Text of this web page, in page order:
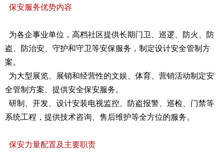
保安服务优势内容
为各企事业单位，高档社区提供长期门卫、巡逻、防火、防
盗、防治安、守护和守卫等安保服务，制定设计安全管制方
案。
为大型展览、展销和经营性的文娱、体育、营销活动制定安
全管制方案、提供安全保安服务。
研制、开发、设计安装电视监控、防盗报警、巡检、门禁等
系统工程，提供技术咨询、售后维护等全方位的服务。
保安力量配置及主要职责